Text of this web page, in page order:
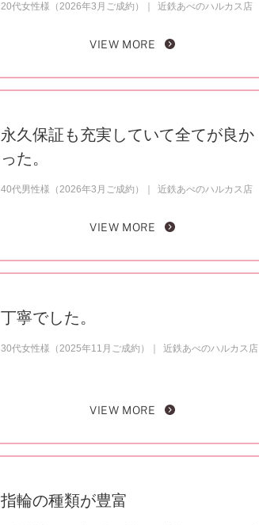
20代女性様（2026年3月ご成約） 近鉄あべのハルカス店
VIEW MORE
永久保証も充実していて全てが良か
った。
40代男性様（2026年3月ご成約） 近鉄あべのハルカス店
VIEW MORE
丁寧でした。
30代女性様（2025年11月ご成約） 近鉄あべのハルカス店
VIEW MORE
指輪の種類が豊富